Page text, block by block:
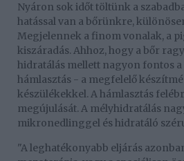
Nyáron sok időt töltünk a
hatással van a bőrünkre,
Megjelennek a finom vonalak, a
kiszáradás. Ahhoz, hogy a bőr
hidratálás mellett nagyon fontos
hámlasztás - a megfelelő
készülékekkel. A hámlasztás
megújulását. A mélyhidratálás
mikronedlinggel és hidratáló
"A leghatékonyabb eljárás